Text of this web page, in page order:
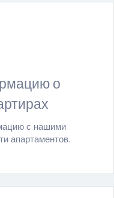
о
с нашими
апартаментов.